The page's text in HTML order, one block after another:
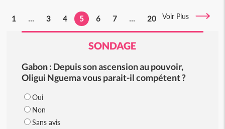
1 ... 3 4 5 6 7 ... 20 Voir Plus
SONDAGE
Gabon : Depuis son ascension au pouvoir,
Oligui Nguema vous parait-il compétent ?
Oui
Non
Sans avis